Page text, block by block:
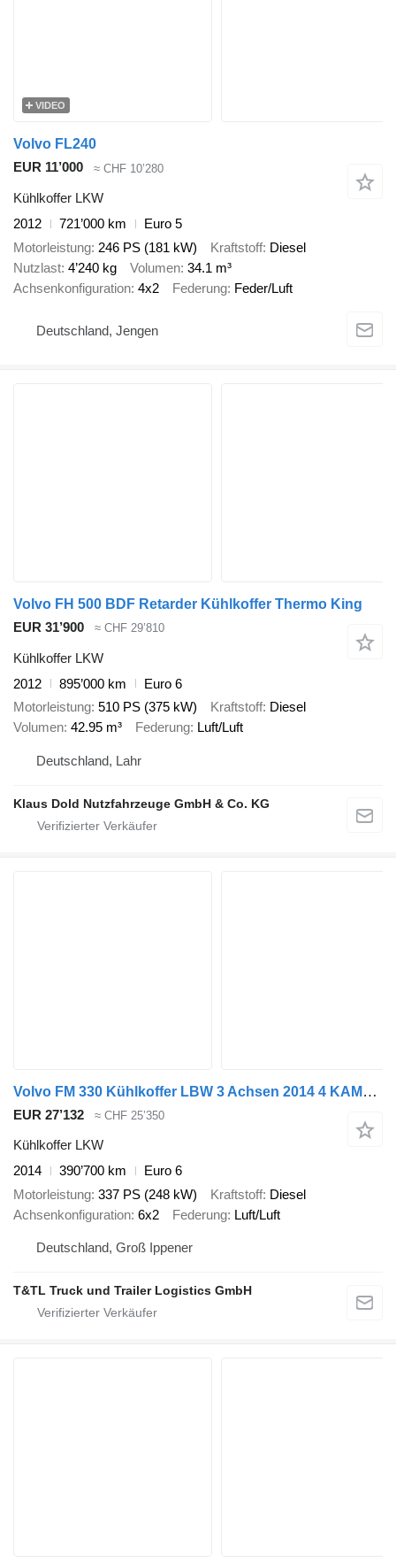
VIDEO
Volvo FL240
EUR 11’000
≈ CHF 10’280
Kühlkoffer LKW
2012
721’000 km
Euro 5
Motorleistung 246 PS (181 kW) Kraftstoff Diesel
Nutzlast 4’240 kg Volumen 34.1 m³
Achsenkonfiguration 4x2 Federung Feder/Luft
Deutschland, Jengen
Volvo FH 500 BDF Retarder Kühlkoffer Thermo King
EUR 31’900
≈ CHF 29’810
Kühlkoffer LKW
2012
895’000 km
Euro 6
Motorleistung 510 PS (375 kW) Kraftstoff Diesel
Volumen 42.95 m³ Federung Luft/Luft
Deutschland, Lahr
Klaus Dold Nutzfahrzeuge GmbH & Co. KG
Volvo FM 330 Kühlkoffer LBW 3 Achsen 2014 4 KAMMER
EUR 27’132 ≈ CHF 25’350
Kühlkoffer LKW
2014
390’700 km
Euro 6
Motorleistung 337 PS (248 kW) Kraftstoff Diesel
Achsenkonfiguration 6x2 Federung Luft/Luft
Deutschland, Groß Ippener
T&TL Truck und Trailer Logistics GmbH